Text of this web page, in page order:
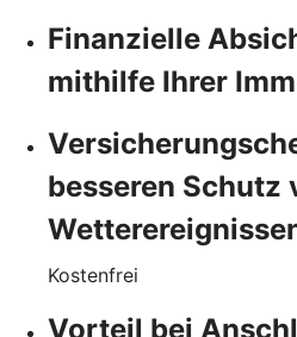
Finanzielle
mithilfe Ihrer
besseren Schutz
Kostenfrei
Vorteil bei